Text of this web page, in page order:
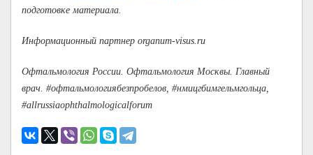
подготовке материала.
Информационный партнер organum-visus.ru
Офтальмология России. Офтальмология Москвы. Главный
врач. #офтальмологиябезпробелов, #нмицгбимгельмгольца,
#allrussiaophthalmologicalforum